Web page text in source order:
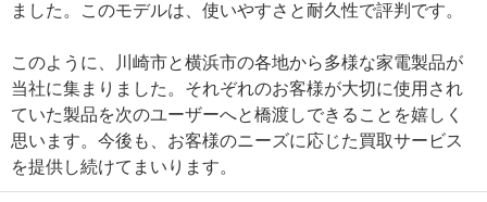
ました。このモデルは、使いやすさと耐久性で評判です。
このように、川崎市と横浜市の各地から多様な家電製品が
当社に集まりました。それぞれのお客様が大切に使用され
ていた製品を次のユーザーへと橋渡しできることを嬉しく
思います。今後も、お客様のニーズに応じた買取サービス
を提供し続けてまいります。